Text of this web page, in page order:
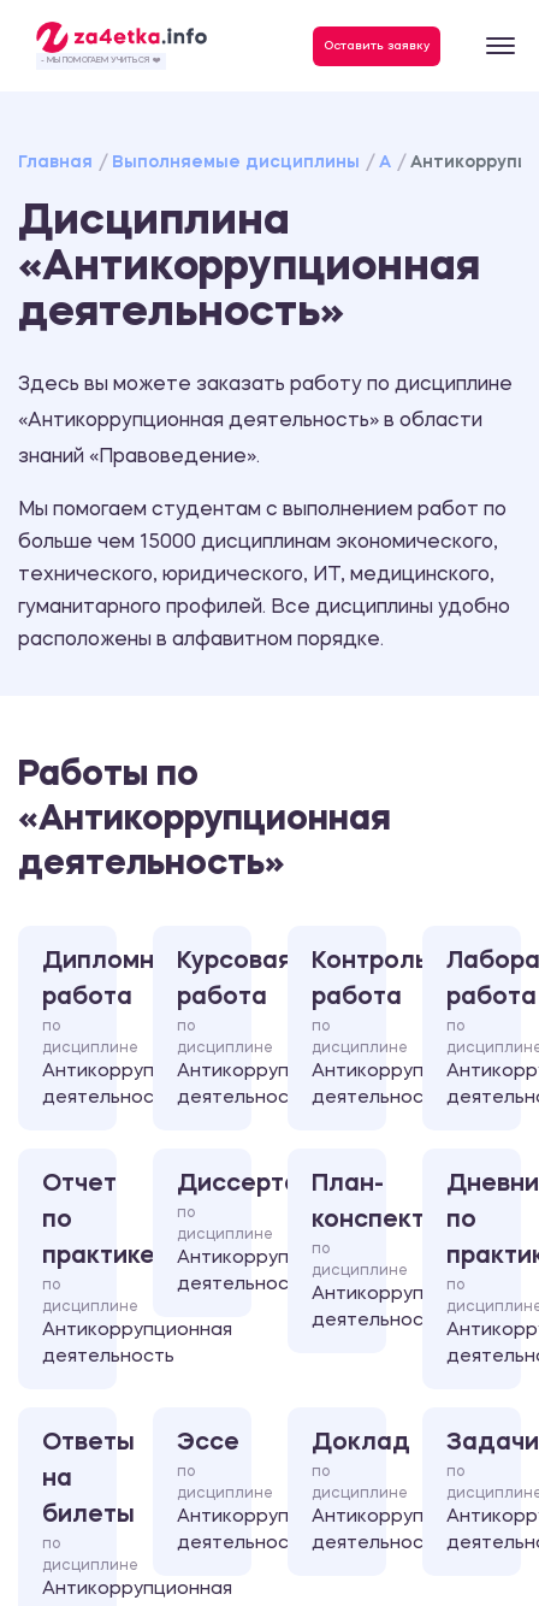
- МЫ ПОМОГАЕМ УЧИТЬСЯ ❤️
Оставить заявку
Главная Выполняемые дисциплины А
Дисциплина
«Антикоррупционная
деятельность»
Здесь вы можете заказать работу по дисциплине
«Антикоррупционная деятельность» в области
знаний «Правоведение».
Мы помогаем студентам с выполнением работ по
больше чем 15000 дисциплинам экономического,
технического, юридического, ИТ, медицинского,
гуманитарного профилей. Все дисциплины удобно
расположены в алфавитном порядке.
Работы по
«Антикоррупционная
деятельность»
Дипломная
работа
по
дисциплине
Антикоррупционная
деятельность
Курсовая
работа
по
дисциплине
Антикоррупционная
деятельность
Контрольная
работа
по
дисциплине
Антикоррупционная
деятельность
работа
по
Отчет
по
практике
по
дисциплине
Антикоррупционная
деятельность
Диссертация
по
дисциплине
Антикоррупционная
деятельность
План-
конспект
по
дисциплине
Антикоррупционная
деятельность
по
по
Ответы
на
билеты
по
дисциплине
Антикоррупционная
Эссе
по
дисциплине
Антикоррупционная
деятельность
Доклад
по
дисциплине
Антикоррупционная
деятельность
Задачи
по